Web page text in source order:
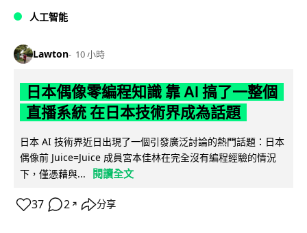
人工智能
Lawton 10 小時
日本偶像零編程知識 靠 AI 搞了一整個
直播系統 在日本技術界成為話題
日本 AI 技術界近日出現了一個引發廣泛討論的熱門話題：日本
偶像前 Juice=Juice 成員宮本佳林在完全沒有編程經驗的情況
下，僅憑藉與...
閱讀全文
37 2 ↗ 分享